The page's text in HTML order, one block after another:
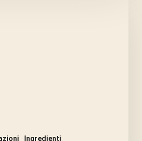
Ingredienti